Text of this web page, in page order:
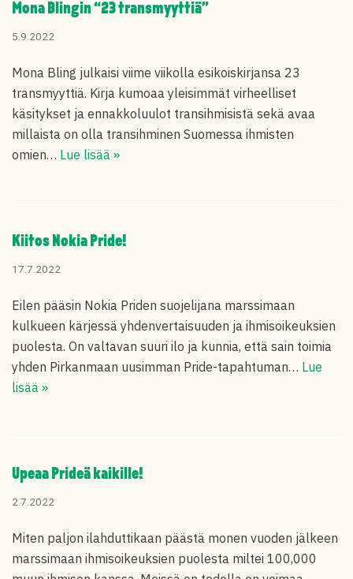
Mona Blingin “23 transmyyttiä”
5.9.2022
Mona Bling julkaisi viime viikolla esikoiskirjansa 23
transmyyttiä. Kirja kumoaa yleisimmät virheelliset
käsitykset ja ennakkoluulot transihmisistä sekä avaa
millaista on olla transihminen Suomessa ihmisten
omien… Lue lisää »
Kiitos Nokia Pride!
17.7.2022
Eilen pääsin Nokia Priden suojelijana marssimaan
kulkueen kärjessä yhdenvertaisuuden ja ihmisoikeuksien
puolesta. On valtavan suuri ilo ja kunnia, että sain toimia
yhden Pirkanmaan uusimman Pride-tapahtuman… Lue
lisää »
Upeaa Prideä kaikille!
2.7.2022
Miten paljon ilahduttikaan päästä monen vuoden jälkeen
marssimaan ihmisoikeuksien puolesta miltei 100,000